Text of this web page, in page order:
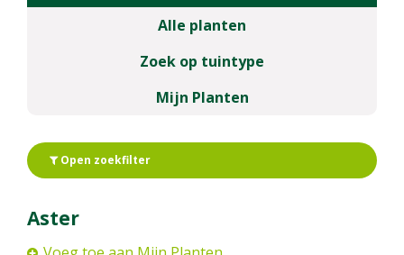
Alle planten
Zoek op tuintype
Mijn Planten
Open zoekfilter
Aster